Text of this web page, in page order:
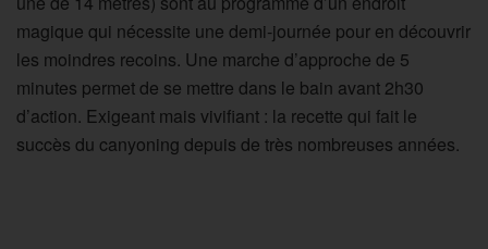
magique qui nécessite une demi-journée pour en découvrir
les moindres recoins. Une marche d’approche de 5
minutes permet de se mettre dans le bain avant 2h30
d’action. Exigeant mais vivifiant : la recette qui fait le
succès du canyoning depuis de très nombreuses années.